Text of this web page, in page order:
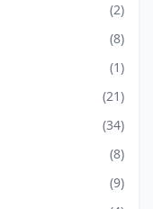
(2)
(8)
(1)
(21)
(34)
(8)
(9)